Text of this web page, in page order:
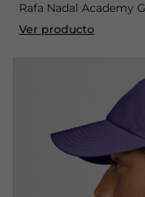
Rafa Nadal Academy
Ver producto